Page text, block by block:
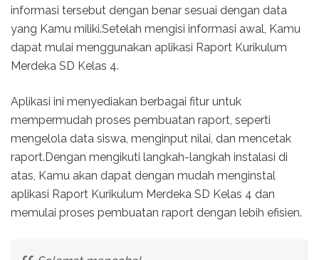
informasi tersebut dengan benar sesuai dengan data
yang Kamu miliki.Setelah mengisi informasi awal, Kamu
dapat mulai menggunakan aplikasi Raport Kurikulum
Merdeka SD Kelas 4.
Aplikasi ini menyediakan berbagai fitur untuk
mempermudah proses pembuatan raport, seperti
mengelola data siswa, menginput nilai, dan mencetak
raport.Dengan mengikuti langkah-langkah instalasi di
atas, Kamu akan dapat dengan mudah menginstal
aplikasi Raport Kurikulum Merdeka SD Kelas 4 dan
memulai proses pembuatan raport dengan lebih efisien.